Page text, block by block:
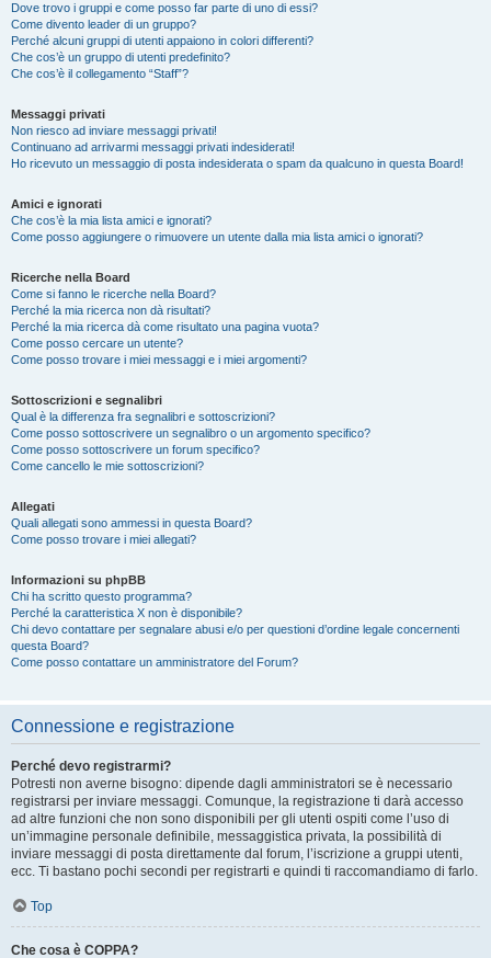
Dove trovo i gruppi e come posso far parte di uno di essi?
Come divento leader di un gruppo?
Perché alcuni gruppi di utenti appaiono in colori differenti?
Che cos’è un gruppo di utenti predefinito?
Che cos’è il collegamento “Staff”?
Messaggi privati
Non riesco ad inviare messaggi privati!
Continuano ad arrivarmi messaggi privati indesiderati!
Ho ricevuto un messaggio di posta indesiderata o spam da qualcuno in questa Board!
Amici e ignorati
Che cos’è la mia lista amici e ignorati?
Come posso aggiungere o rimuovere un utente dalla mia lista amici o ignorati?
Ricerche nella Board
Come si fanno le ricerche nella Board?
Perché la mia ricerca non dà risultati?
Perché la mia ricerca dà come risultato una pagina vuota?
Come posso cercare un utente?
Come posso trovare i miei messaggi e i miei argomenti?
Sottoscrizioni e segnalibri
Qual è la differenza fra segnalibri e sottoscrizioni?
Come posso sottoscrivere un segnalibro o un argomento specifico?
Come posso sottoscrivere un forum specifico?
Come cancello le mie sottoscrizioni?
Allegati
Quali allegati sono ammessi in questa Board?
Come posso trovare i miei allegati?
Informazioni su phpBB
Chi ha scritto questo programma?
Perché la caratteristica X non è disponibile?
Chi devo contattare per segnalare abusi e/o per questioni d’ordine legale concernenti
questa Board?
Come posso contattare un amministratore del Forum?
Connessione e registrazione
Perché devo registrarmi?
Potresti non averne bisogno: dipende dagli amministratori se è necessario
registrarsi per inviare messaggi. Comunque, la registrazione ti darà accesso
ad altre funzioni che non sono disponibili per gli utenti ospiti come l’uso di
un’immagine personale definibile, messaggistica privata, la possibilità di
inviare messaggi di posta direttamente dal forum, l’iscrizione a gruppi utenti,
ecc. Ti bastano pochi secondi per registrarti e quindi ti raccomandiamo di farlo.
Top
Che cosa è COPPA?